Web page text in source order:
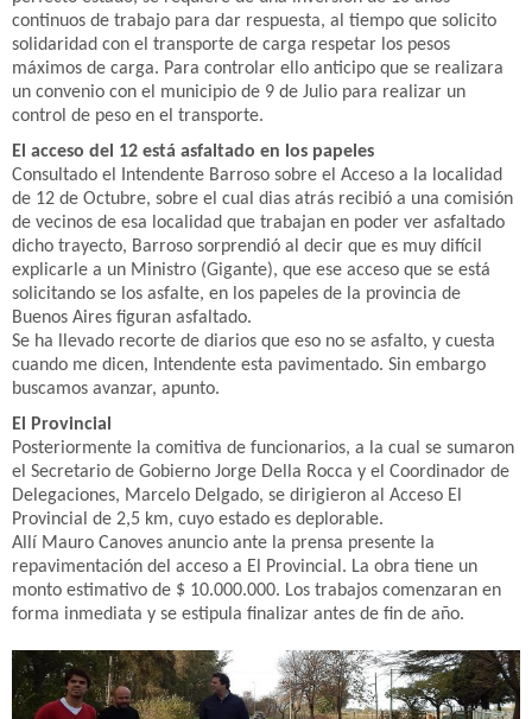
continuos de trabajo para dar respuesta, al tiempo que solicito
solidaridad con el transporte de carga respetar los pesos
máximos de carga. Para controlar ello anticipo que se realizara
un convenio con el municipio de 9 de Julio para realizar un
control de peso en el transporte.
El acceso del 12 está asfaltado en los papeles
Consultado el Intendente Barroso sobre el Acceso a la localidad
de 12 de Octubre, sobre el cual dias atrás recibió a una comisión
de vecinos de esa localidad que trabajan en poder ver asfaltado
dicho trayecto, Barroso sorprendió al decir que es muy difícil
explicarle a un Ministro (Gigante), que ese acceso que se está
solicitando se los asfalte, en los papeles de la provincia de
Buenos Aires figuran asfaltado.
Se ha llevado recorte de diarios que eso no se asfalto, y cuesta
cuando me dicen, Intendente esta pavimentado. Sin embargo
buscamos avanzar, apunto.
El Provincial
Posteriormente la comitiva de funcionarios, a la cual se sumaron
el Secretario de Gobierno Jorge Della Rocca y el Coordinador de
Delegaciones, Marcelo Delgado, se dirigieron al Acceso El
Provincial de 2,5 km, cuyo estado es deplorable.
Allí Mauro Canoves anuncio ante la prensa presente la
repavimentación del acceso a El Provincial. La obra tiene un
monto estimativo de $ 10.000.000. Los trabajos comenzaran en
forma inmediata y se estipula finalizar antes de fin de año.